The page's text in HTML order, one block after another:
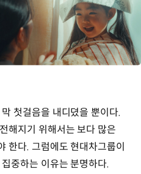
첫걸음을 내디뎠을 뿐이다.
해지기 위해서는 보다 많은
한다. 그럼에도 현대차그룹이
중하는 이유는 분명하다.